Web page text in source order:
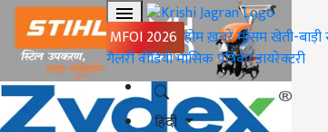
MFOI 2026 होमख़बरेंमौसमखेती-बाड़ी
गैलरीवीडियोमासिक पत्रिकाडायरेक्टरी
हिंदी